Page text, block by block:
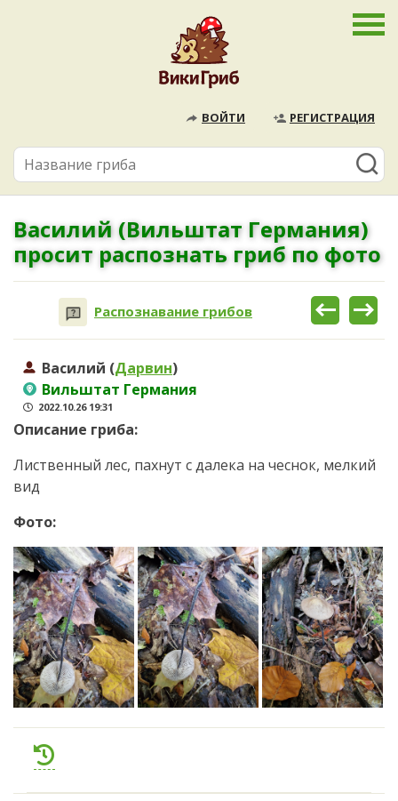
ВОЙТИ РЕГИСТРАЦИЯ
Василий (Вильштат Германия)
просит распознать гриб по фото
Распознавание грибов
Василий (Дарвин)
Вильштат Германия
2022.10.26 19:31
Описание гриба:
Лиственный лес, пахнут с далека на чеснок, мелкий
вид
Фото: